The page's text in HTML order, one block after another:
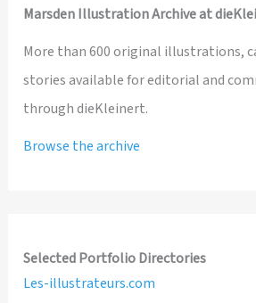
Marsden Illustration Archive at
More than 600 original illustrations,
stories available for editorial and
through dieKleinert.
Browse the archive
Selected Portfolio Directories
Les-illustrateurs.com